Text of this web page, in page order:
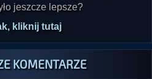
jeszcze lepsze?
kliknij tutaj
KOMENTARZE